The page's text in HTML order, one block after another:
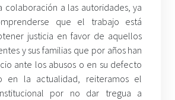
colaboración a las autoridades, ya
que el trabajo está
justicia en favor de aquellos
y sus familias que por años han
ante los abusos o en su defecto
en la actualidad, reiteramos el
por no dar tregua a